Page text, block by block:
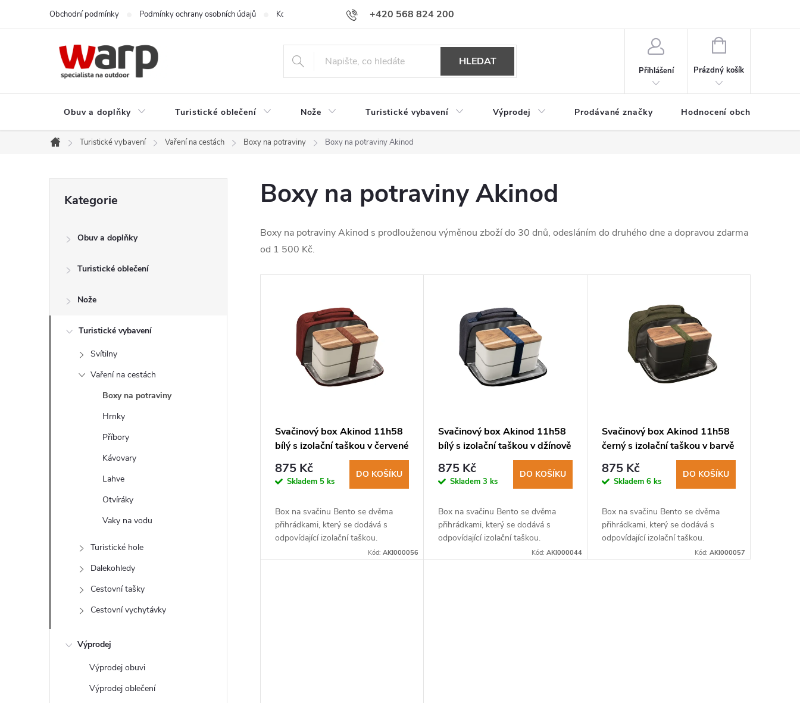
+420 568 824 200
Obchodní podmínky Podmínky ochrany osobních údajů Kontakty Doprava a platba Hodnocení obchodu
HLEDAT
Přihlášení
NÁKUPNÍ
Prázdný košík
Obuv a doplňky Turistické oblečení Nože Turistické vybavení Výprodej Prodávané značky Hodnocení obchodu
Domů
Turistické vybavení Vaření na cestách Boxy na potraviny Boxy na potraviny Akinod
r
kategorie
Kategorie
Obuv a doplňky
Turistické oblečení
Nože
Turistické vybavení
Svítilny
Vaření na cestách
Boxy na potraviny
Hrnky
Příbory
Kávovary
Lahve
Otvíráky
Vaky na vodu
Turistické hole
Dalekohledy
Cestovní tašky
Cestovní vychytávky
Výprodej
Výprodej obuvi
Výprodej oblečení
Boxy na potraviny Akinod
Boxy na potraviny Akinod s prodlouženou výměnou zboží do 30 dnů, odesláním do druhého dne a dopravou zdarma
od 1 500 Kč.
u
Svačinový box Akinod 11h58
bílý s izolační taškou v červené
875 Kč
Skladem 5 ks
DO KOŠÍKU
Box na svačinu Bento se dvěma
přihrádkami, který se dodává s
odpovídající izolační taškou.
Součástí je i boční kapsa na zip pro
Kód:AKI000056
Svačinový box Akinod 11h58
bílý s izolační taškou v džínově
modré barvě
875 Kč
Skladem3 ks
DO KOŠÍKU
Box na svačinu Bento se dvěma
přihrádkami, který se dodává s
odpovídající izolační taškou.
Součástí je i boční kapsa na zip pro
Kód: AKI000044
Svačinový box Akinod 11h58
černý s izolační taškou v barvě
875 Kč
Skladem 6 ks
DO KOŠÍKU
Box na svačinu Bento se dvěma
přihrádkami, který se dodává s
odpovídající izolační taškou.
Součástí je i boční kapsa na zip pro
Kód: AKI000057